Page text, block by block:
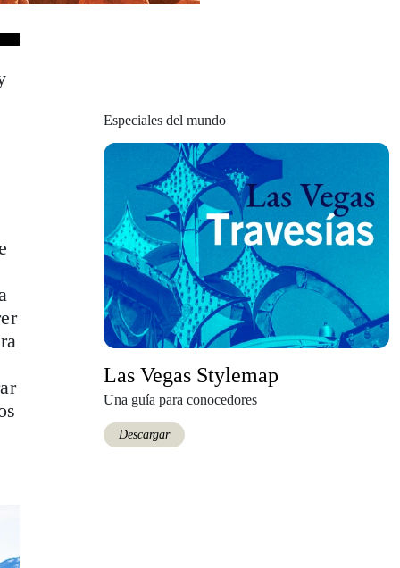
Especiales del mundo
Las Vegas Stylemap
Una guía para conocedores
Descargar